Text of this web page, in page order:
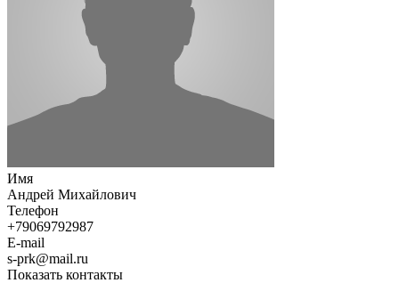
Имя
Андрей Михайлович
Телефон
+79069792987
E-mail
s-prk@mail.ru
Показать контакты